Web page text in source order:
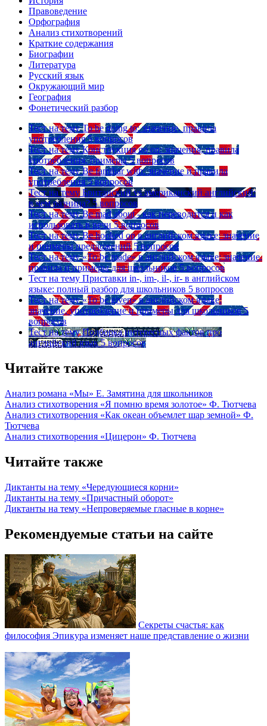
Правоведение
Орфография
Анализ стихотворений
Краткие содержания
Биографии
Литература
Русский язык
Окружающий мир
География
Фонетический разбор
Тест на тему To be going to: значение, правила
употребления 5 вопросов
Тест на тему Конструкция go on: значения, правила
употребления, примеры 5 вопросов
Тест на тему Be familiar with: значение и правила
употребления 5 вопросов
Тест на тему Британский vs американский английский:
в чем разница? 5 вопросов
Тест на тему Be mad about - как переводится и как
использовать в речи 5 вопросов
Тест на тему Be hooked on в английском языке: значение
и примеры предложений 5 вопросов
Тест на тему «To be made» в английском языке: значение,
правила и примеры для школьников 5 вопросов
Тест на тему Приставки in-, im-, il-, ir- в английском
языке: полный разбор для школьников 5 вопросов
Тест на тему «To be given» в английском языке:
значение, употребление и примеры для школьников 5
вопросов
Тест на тему Подборка интересных фактов про
английский язык 5 вопросов
Читайте также
Анализ романа «Мы» Е. Замятина для школьников
Анализ стихотворения «Я помню время золотое» Ф. Тютчева
Анализ стихотворения «Как океан объемлет шар земной» Ф.
Тютчева
Анализ стихотворения «Цицерон» Ф. Тютчева
Читайте также
Диктанты на тему «Чередующиеся корни»
Диктанты на тему «Причастный оборот»
Диктанты на тему «Непроверяемые гласные в корне»
Рекомендуемые статьи на сайте
Секреты счастья: как
философия Эпикура изменяет наше представление о жизни